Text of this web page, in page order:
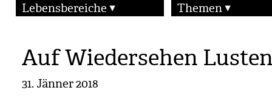
Lebensbereiche Themen
Auf Wiedersehen
31. Jänner 2018